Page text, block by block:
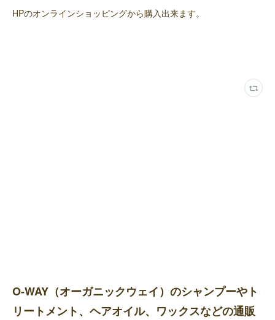
HPのオンラインショッピングから購入出来ます。
O-WAY（オーガニックウェイ）のシャンプーやト
リートメント、ヘアオイル、ワックスなどの通販